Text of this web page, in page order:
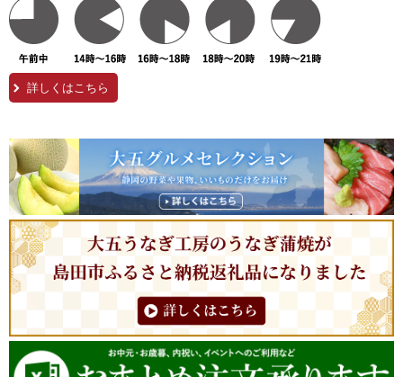
詳しくはこちら